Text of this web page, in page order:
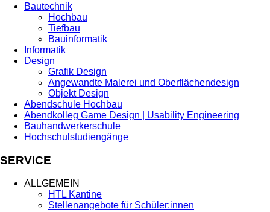
Bautechnik
Hochbau
Tiefbau
Bauinformatik
Informatik
Design
Grafik Design
Angewandte Malerei und Oberflächendesign
Objekt Design
Abendschule Hochbau
Abendkolleg Game Design | Usability Engineering
Bauhandwerkerschule
Hochschulstudiengänge
SERVICE
ALLGEMEIN
HTL Kantine
Stellenangebote für Schüler:innen